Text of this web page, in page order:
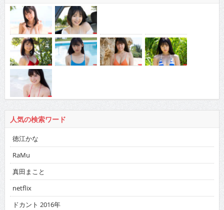
人気の検索ワード
徳江かな
RaMu
真田まこと
netflix
ドカント 2016年